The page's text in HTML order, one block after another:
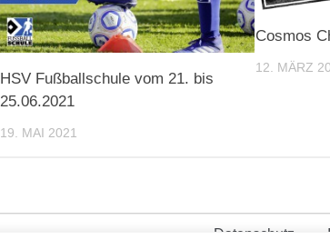
HSV Fußballschule vom 21. bis
25.06.2021
19. MAI 2021
Cosmos
12. MÄRZ
Datenschutz